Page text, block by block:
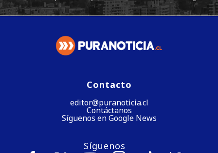
Contacto
editor@puranoticia.cl
Contáctanos
Síguenos en Google News
Síguenos